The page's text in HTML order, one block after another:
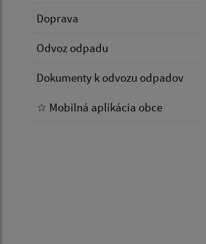
Doprava
Odvoz odpadu
Dokumenty k odvozu odpadov
☆ Mobilná aplikácia obce